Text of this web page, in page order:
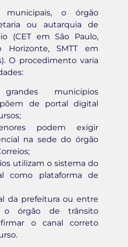
municipais, o órgão
ou autarquia de
(CET em São Paulo,
Horizonte, SMTT em
O procedimento varia
municípios
de portal digital
podem exigir
na sede do órgão
utilizam o sistema do
como plataforma de
da prefeitura ou entre
órgão de trânsito
o canal correto